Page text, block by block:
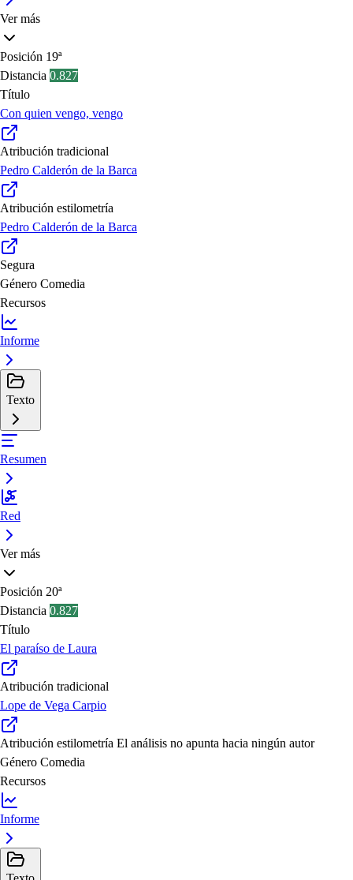
Ver más
Posición 19ª
Distancia 0.827
Título
Con quien vengo, vengo
Atribución tradicional
Pedro Calderón de la Barca
Atribución estilometría
Pedro Calderón de la Barca
Segura
Género Comedia
Recursos
Informe
Texto
Resumen
Red
Ver más
Posición 20ª
Distancia 0.827
Título
El paraíso de Laura
Atribución tradicional
Lope de Vega Carpio
Atribución estilometría El análisis no apunta hacia ningún autor
Género Comedia
Recursos
Informe